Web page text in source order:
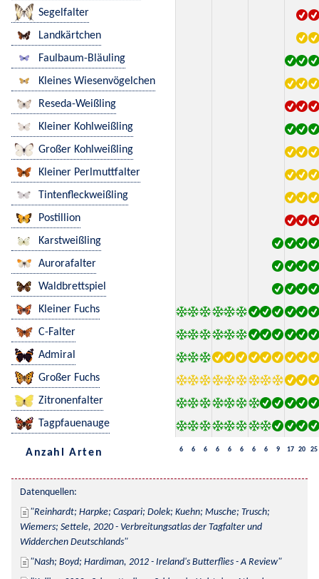
Segelfalter
Landkärtchen
Faulbaum-Bläuling
Kleines Wiesenvögelchen
Reseda-Weißling
Kleiner Kohlweißling
Großer Kohlweißling
Kleiner Perlmuttfalter
Tintenfleckweißling
Postillion
Karstweißling
Aurorafalter
Waldbrettspiel
Kleiner Fuchs
C-Falter
Admiral
Großer Fuchs
Zitronenfalter
Tagpfauenauge
Anzahl Arten 6 6 6 6 6 6 6 6 9 17 20 25
Datenquellen:
Reinhardt; Harpke; Caspari; Dolek; Kuehn; Musche; Trusch;
Wiemers; Settele, 2020 - Verbreitungsatlas der Tagfalter und
Widderchen Deutschlands
Nash; Boyd; Hardiman, 2012 - Ireland's Butterflies - A Review